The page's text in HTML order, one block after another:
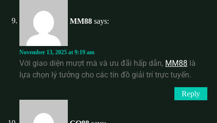
MM88 says:
November 13, 2025 at 9:19 am
Với giao diện mượt mà và ưu đãi hấp dẫn, MM88 là
lựa chọn lý tưởng cho các tín đồ giải trí trực tuyến.
Reply